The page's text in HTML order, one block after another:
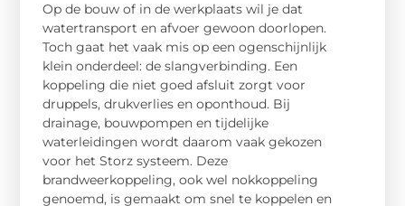
Op de bouw of in de werkplaats wil je dat
watertransport en afvoer gewoon doorlopen.
Toch gaat het vaak mis op een ogenschijnlijk
klein onderdeel: de slangverbinding. Een
koppeling die niet goed afsluit zorgt voor
druppels, drukverlies en oponthoud. Bij
drainage, bouwpompen en tijdelijke
waterleidingen wordt daarom vaak gekozen
voor het Storz systeem. Deze
brandweerkoppeling, ook wel nokkoppeling
genoemd, is gemaakt om snel te koppelen en